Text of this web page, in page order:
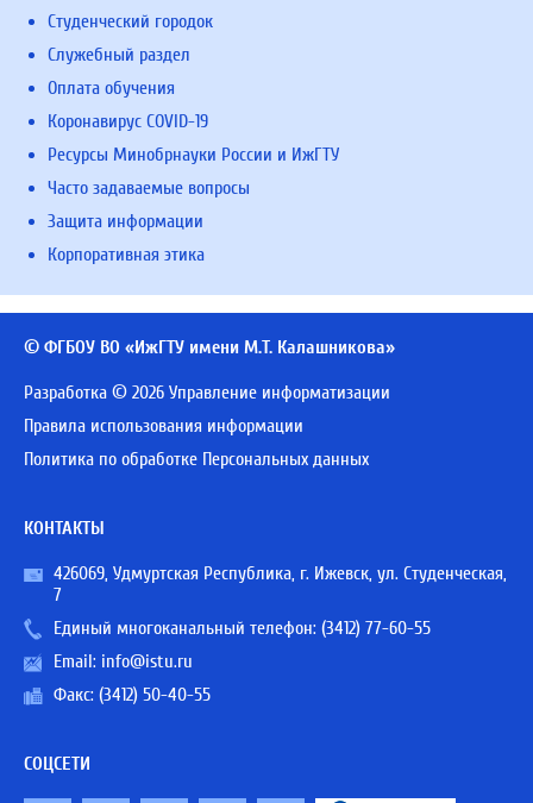
Студенческий городок
Служебный раздел
Оплата обучения
Коронавирус COVID-19
Ресурсы Минобрнауки России и ИжГТУ
Часто задаваемые вопросы
Защита информации
Корпоративная этика
© ФГБОУ ВО «ИжГТУ имени М.Т. Калашникова»
Разработка © 2026 Управление информатизации
Правила использования информации
Политика по обработке Персональных данных
КОНТАКТЫ
426069, Удмуртская Республика, г. Ижевск, ул. Студенческая,
7
Единый многоканальный телефон: (3412) 77-60-55
Email: info@istu.ru
Факс: (3412) 50-40-55
СОЦСЕТИ